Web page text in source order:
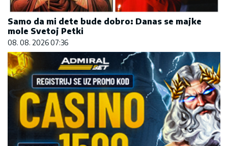
Samo da mi dete bude dobro: Danas se majke
mole Svetoj Petki
08. 08. 2026 07:36